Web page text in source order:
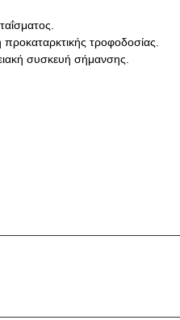
τροφοδοσίας.
συσκευή σήμανσης.